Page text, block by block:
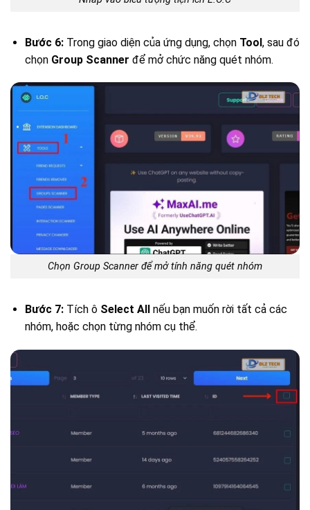
Bước 6:Trong giao diện của ứng dụng, chọn Tool, sau đó
chọn Group Scanner để mở chức năng quét nhóm.
Chọn Group Scanner để mở tính năng quét nhóm
Bước 7:Tích ô Select Allnếu bạn muốn rời tất cả các
nhóm, hoặc chọn từng nhóm cụ thể.